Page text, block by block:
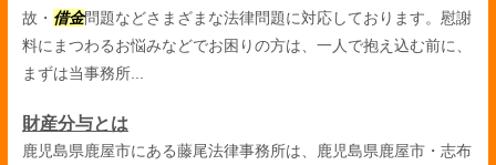
故・ 借金問題などさまざまな法律問題に対応しております。慰謝
料にまつわるお悩みなどでお困りの方は、一人で抱え込む前に、
まずは当事務所...
財産分与とは
鹿児島県鹿屋市にある藤尾法律事務所は、鹿児島県鹿屋市・志布